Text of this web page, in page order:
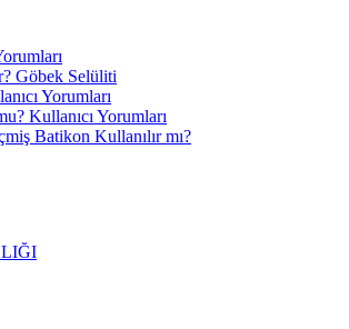
Göbek Selüliti
Yorumları
Kullanıcı Yorumları
Batikon Kullanılır mı?